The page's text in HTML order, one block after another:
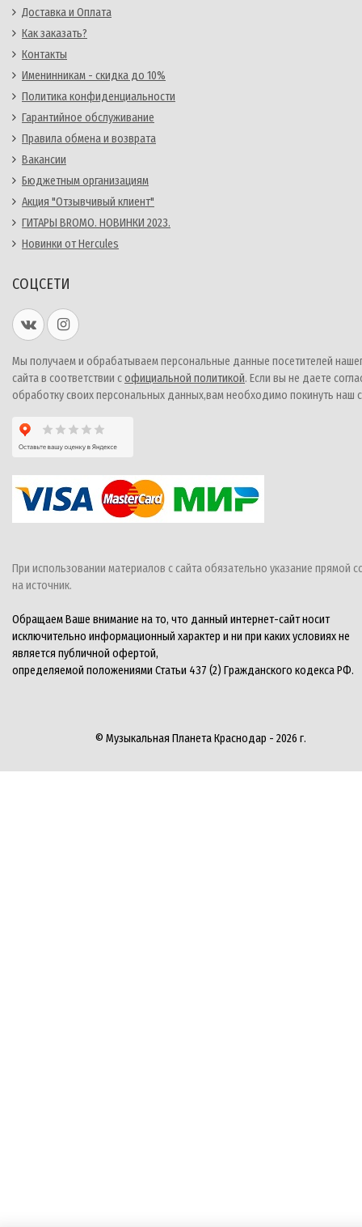
Доставка и Оплата
Как заказать?
Контакты
Именинникам - скидка до 10%
Политика конфиденциальности
Гарантийное обслуживание
Правила обмена и возврата
Вакансии
Бюджетным организациям
Акция "Отзывчивый клиент"
ГИТАРЫ BROMO. НОВИНКИ 2023.
Новинки от Hercules
СОЦСЕТИ
Мы получаем и обрабатываем персональные данные посетителей
сайта в соответствии софициальной политикой. Если вы не даете
обработку своих персональных данных,вам необходимо покинуть наш
При использовании материалов с сайта обязательно указание прямой
на источник.
Обращаем Ваше внимание на то, что данный интернет-сайт носит
исключительно информационный характер и ни при каких условиях не
является публичной офертой,
определяемой положениями Статьи 437 (2) Гражданского кодекса РФ.
© Музыкальная Планета Краснодар - 2026 г.